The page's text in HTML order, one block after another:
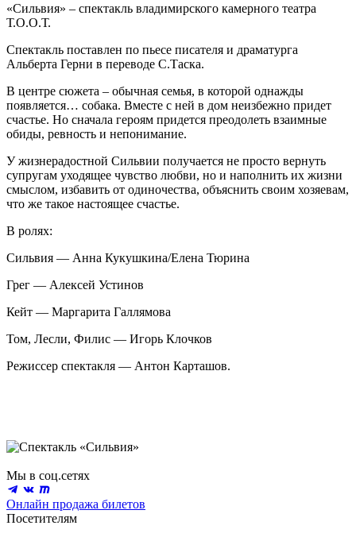
«Сильвия» – спектакль владимирского камерного театра
Т.О.О.Т.
Спектакль поставлен по пьесе писателя и драматурга
Альберта Герни в переводе С.Таска.
В центре сюжета – обычная семья, в которой однажды
появляется… собака. Вместе с ней в дом неизбежно придет
счастье. Но сначала героям придется преодолеть взаимные
обиды, ревность и непонимание.
У жизнерадостной Сильвии получается не просто вернуть
супругам уходящее чувство любви, но и наполнить их жизни
смыслом, избавить от одиночества, объяснить своим хозяевам,
что же такое настоящее счастье.
В ролях:
Сильвия — Анна Кукушкина/Елена Тюрина
Грег — Алексей Устинов
Кейт — Маргарита Галлямова
Том, Лесли, Филис — Игорь Клочков
Режиссер спектакля — Антон Карташов.
Мы в соц.сетях
Онлайн продажа билетов
Посетителям